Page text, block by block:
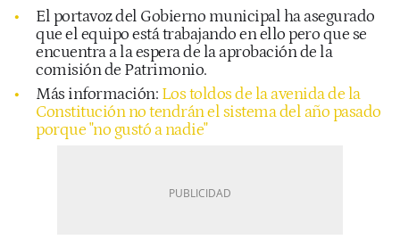
El portavoz del Gobierno municipal ha asegurado
que el equipo está trabajando en ello pero que se
encuentra a la espera de la aprobación de la
comisión de Patrimonio.
Más información: Los toldos de la avenida de la
Constitución no tendrán el sistema del año pasado
porque "no gustó a nadie"